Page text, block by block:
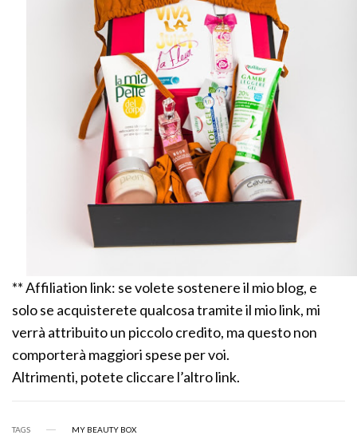
** Affiliation link: se volete sostenere il mio blog, e
solo se acquisterete qualcosa tramite il mio link, mi
verrà attribuito un piccolo credito, ma questo non
comporterà maggiori spese per voi.
Altrimenti, potete cliccare l’altro link.
TAGS MY BEAUTY BOX